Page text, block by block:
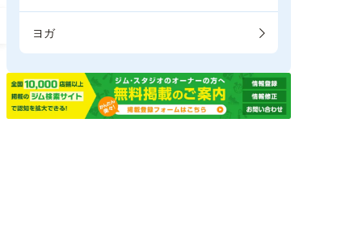
ヨガ